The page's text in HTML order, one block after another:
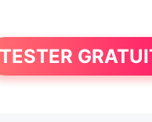
TESTER